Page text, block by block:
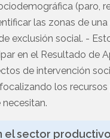
(paro,
las zonas de
exclusión social. -
en el Resultado de
de intervención
los
el sector